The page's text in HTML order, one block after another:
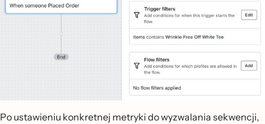
Po ustawieniu konkretnej metryki do wyzwalania sekwencji,